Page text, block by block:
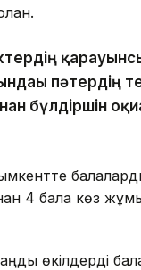
пәтердің
бүлдіршін
4 бала көз
өкілдерді